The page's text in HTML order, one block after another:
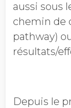
aussi sous
chemin de
pathway)
résultats/
Depuis le